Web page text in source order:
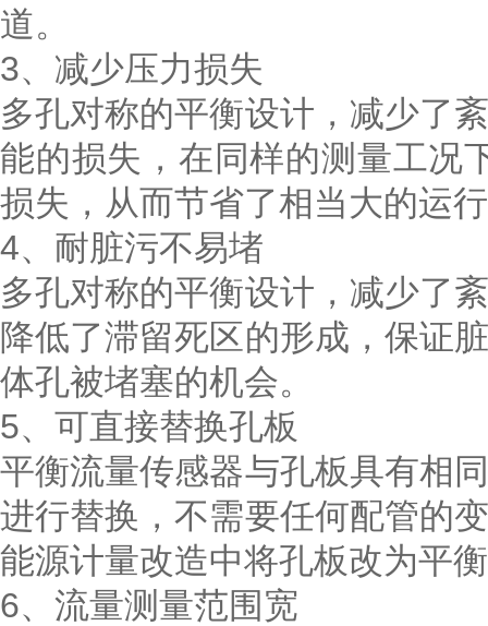
道。
3、减少压力损失
多孔对称的平衡设计，减少了
能的损失，在同样的测量工况
损失，从而节省了相当大的运
4、耐脏污不易堵
多孔对称的平衡设计，减少了
降低了滞留死区的形成，保证
体孔被堵塞的机会。
5、可直接替换孔板
平衡流量传感器与孔板具有相
进行替换，不需要任何配管的
能源计量改造中将孔板改为平
6、流量测量范围宽